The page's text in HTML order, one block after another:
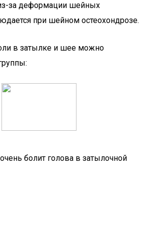
за деформации шейных
при шейном остеохондрозе.
в затылке и шее можно
болит голова в затылочной